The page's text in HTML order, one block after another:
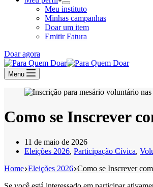
Meu instituto
Minhas campanhas
Doar um item
Emitir Fatura
Doar agora
Menu
Como se Inscrever
11 de maio de 2026
Eleições 2026, Participação Cívica,
Home Eleições 2026 Como se Inscrever